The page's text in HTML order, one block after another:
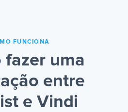
FUNCIONA
fazer uma
entre
e Vindi